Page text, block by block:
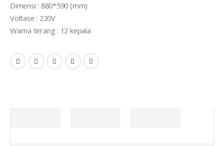
Dimensi : 880*590 (mm)
Voltase : 220V
Warna terang : 12 kepala